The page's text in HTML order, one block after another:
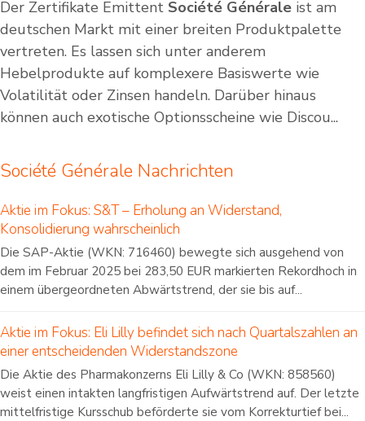
Der Zertifikate Emittent Société Générale ist am
deutschen Markt mit einer breiten Produktpalette
vertreten. Es lassen sich unter anderem
Hebelprodukte auf komplexere Basiswerte wie
Volatilität oder Zinsen handeln. Darüber hinaus
können auch exotische Optionsscheine wie Discou...
Société Générale Nachrichten
Aktie im Fokus: S&T – Erholung an Widerstand,
Konsolidierung wahrscheinlich
Die SAP-Aktie (WKN: 716460) bewegte sich ausgehend von
dem im Februar 2025 bei 283,50 EUR markierten Rekordhoch in
einem übergeordneten Abwärtstrend, der sie bis auf...
Aktie im Fokus: Eli Lilly befindet sich nach Quartalszahlen an
einer entscheidenden Widerstandszone
Die Aktie des Pharmakonzerns Eli Lilly & Co (WKN: 858560)
weist einen intakten langfristigen Aufwärtstrend auf. Der letzte
mittelfristige Kursschub beförderte sie vom Korrekturtief bei...